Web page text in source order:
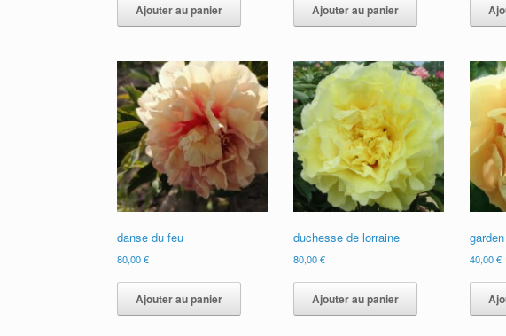
Ajouter au panier Ajouter au panier
danse du feu
80,00€
Ajouter au panier
duchesse de lorraine
80,00€
Ajouter au panier
40,00€